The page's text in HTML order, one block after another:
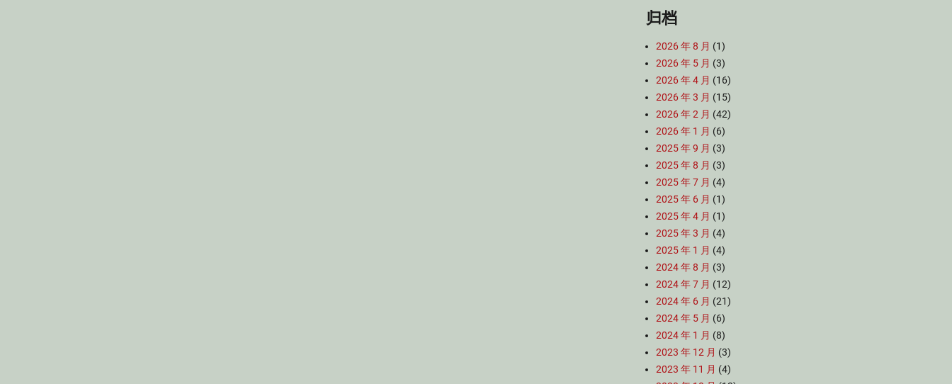
归档
2026 年 8 月 (1)
2026 年 5 月 (3)
2026 年 4 月 (16)
2026 年 3 月 (15)
2026 年 2 月 (42)
2026 年 1 月 (6)
2025 年 9 月 (3)
2025 年 8 月 (3)
2025 年 7 月 (4)
2025 年 6 月 (1)
2025 年 4 月 (1)
2025 年 3 月 (4)
2025 年 1 月 (4)
2024 年 8 月 (3)
2024 年 7 月 (12)
2024 年 6 月 (21)
2024 年 5 月 (6)
2024 年 1 月 (8)
2023 年 12 月 (3)
2023 年 11 月 (4)